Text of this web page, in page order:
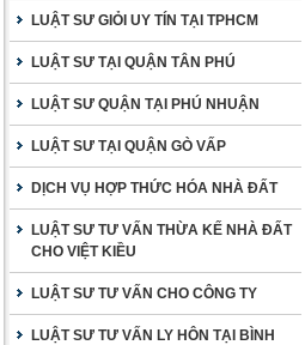
LUẬT SƯ GIỎI UY TÍN TẠI TPHCM
LUẬT SƯ TẠI QUẬN TÂN PHÚ
LUẬT SƯ QUẬN TẠI PHÚ NHUẬN
LUẬT SƯ TẠI QUẬN GÒ VẤP
DỊCH VỤ HỢP THỨC HÓA NHÀ ĐẤT
LUẬT SƯ TƯ VẤN THỪA KẾ NHÀ ĐẤT
CHO VIỆT KIỀU
LUẬT SƯ TƯ VẤN CHO CÔNG TY
LUẬT SƯ TƯ VẤN LY HÔN TẠI BÌNH